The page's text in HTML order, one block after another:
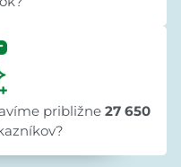
približne27 650